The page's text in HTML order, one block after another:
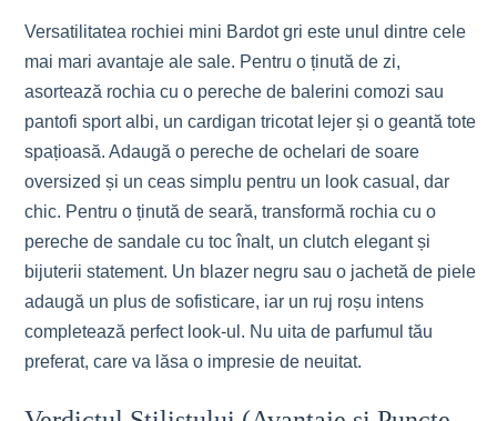
Versatilitatea rochiei mini Bardot gri este unul dintre cele
mai mari avantaje ale sale. Pentru o ținută de zi,
asortează rochia cu o pereche de balerini comozi sau
pantofi sport albi, un cardigan tricotat lejer și o geantă tote
spațioasă. Adaugă o pereche de ochelari de soare
oversized și un ceas simplu pentru un look casual, dar
chic. Pentru o ținută de seară, transformă rochia cu o
pereche de sandale cu toc înalt, un clutch elegant și
bijuterii statement. Un blazer negru sau o jachetă de piele
adaugă un plus de sofisticare, iar un ruj roșu intens
completează perfect look-ul. Nu uita de parfumul tău
preferat, care va lăsa o impresie de neuitat.